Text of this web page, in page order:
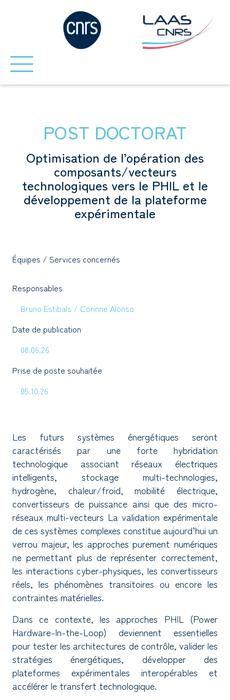
POST DOCTORAT
Optimisation de l’opération des
composants/vecteurs
technologiques vers le PHIL et le
développement de la plateforme
expérimentale
Équipes / Services concernés
Responsables
Bruno Estibals / Corinne Alonso
Date de publication
08.06.26
Prise de poste souhaitée
05.10.26
Les futurs systèmes énergétiques seront
caractérisés par une forte hybridation
technologique associant réseaux électriques
intelligents, stockage multi-technologies,
hydrogène, chaleur/froid, mobilité électrique,
convertisseurs de puissance ainsi que des micro-
réseaux multi-vecteurs La validation expérimentale
de ces systèmes complexes constitue aujourd’hui un
verrou majeur, les approches purement numériques
ne permettant plus de représenter correctement,
les interactions cyber-physiques, les convertisseurs
réels, les phénomènes transitoires ou encore les
contraintes matérielles.
Dans ce contexte, les approches PHIL (Power
Hardware-In-the-Loop) deviennent essentielles
pour tester les architectures de contrôle, valider les
stratégies énergétiques, développer des
plateformes expérimentales interopérables et
accélérer le transfert technologique.